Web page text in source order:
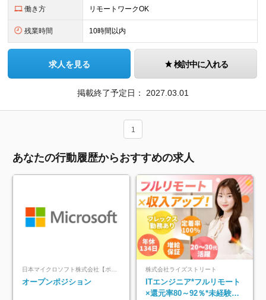
働き方 リモートワークOK
残業時間 10時間以内
求人を見る 検討中に入れる
掲載終了予定日： 2027.03.01
1
あなたの行動履歴からおすすめの求人
日本マイクロソフト株式会社【ポジションマッチ登録】
オープンポジション
株式会社ライズストリート
ITエンジニア*フルリモート
×還元率80～92％*未経験歓